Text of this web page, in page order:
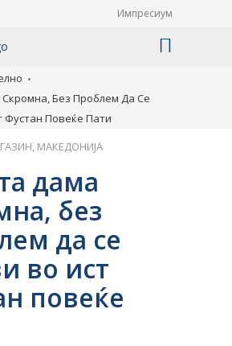
Импресиум
Без Проблем Да Се
Фустан Повеќе Пати
, МАКЕДОНИЈА
дама
без
да се
во ист
повеќе